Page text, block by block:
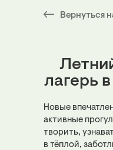
Вернуться
Новые
активные
творить,
в тёплой,
лагерь в